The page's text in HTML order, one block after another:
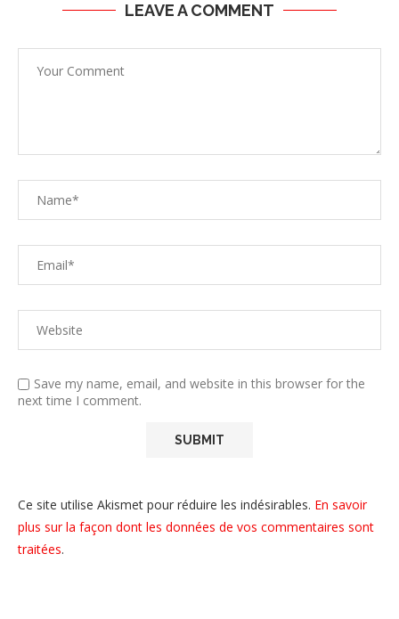
LEAVE A COMMENT
Save my name, email, and website in this browser for the
next time I comment.
Ce site utilise Akismet pour réduire les indésirables. En savoir
plus sur la façon dont les données de vos commentaires sont
traitées.